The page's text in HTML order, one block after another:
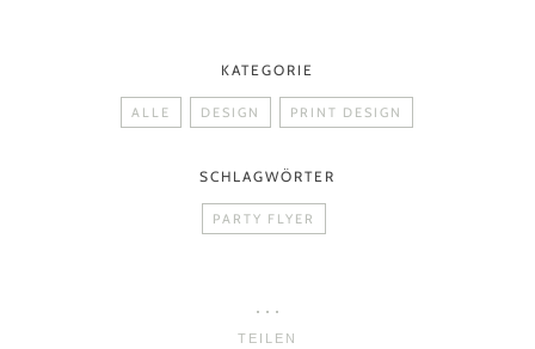
KATEGORIE
ALLE DESIGN PRINT DESIGN
SCHLAGWÖRTER
PARTY FLYER
TEILEN